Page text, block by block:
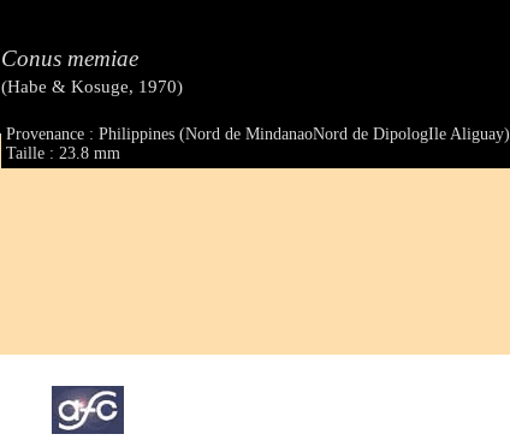
Conus memiae
(Habe & Kosuge, 1970)
Provenance : Philippines (Nord de MindanaoNord de DipologIle Aliguay)
Taille : 23.8 mm